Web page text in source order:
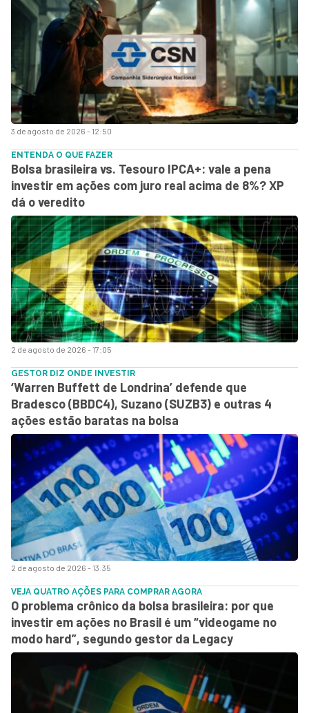
3 de agosto de 2026 - 12:50
2 de agosto de 2026 - 17:05
ENTENDA O QUE FAZER
Bolsa brasileira vs. Tesouro IPCA+: vale a pena
investir em ações com juro real acima de 8%? XP
dá o veredito
2 de agosto de 2026 - 13:35
GESTOR DIZ ONDE INVESTIR
‘Warren Buffett de Londrina’ defende que
Bradesco (BBDC4), Suzano (SUZB3) e outras 4
ações estão baratas na bolsa
VEJA QUATRO AÇÕES PARA COMPRAR AGORA
O problema crônico da bolsa brasileira: por que
investir em ações no Brasil é um “videogame no
modo hard”, segundo gestor da Legacy